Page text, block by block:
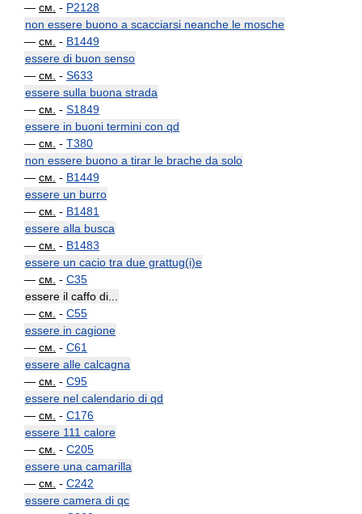
— см. - P2128
non essere buono a scacciarsi neanche le mosche
— см. - B1449
essere di buon senso
— см. - S633
essere sulla buona strada
— см. - S1849
essere in buoni termini con qd
— см. - T380
non essere buono a tirar le brache da solo
— см. - B1449
essere un burro
— см. - B1481
essere alla busca
— см. - B1483
essere un cacio tra due grattug(i)e
— см. - C35
essere il caffo di...
— см. - C55
essere in cagione
— см. - C61
essere alle calcagna
— см. - C95
essere nel calendario di qd
— см. - C176
essere 111 calore
— см. - C205
essere una camarilla
— см. - C242
essere camera di qc